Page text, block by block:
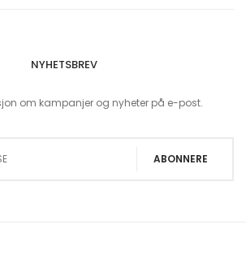
NYHETSBREV
om kampanjer og nyheter på e-post.
ABONNERE